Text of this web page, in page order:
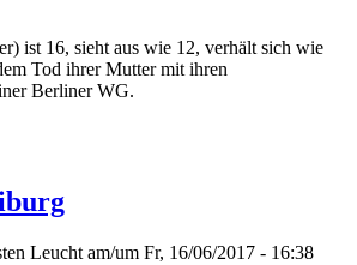
ist 16, sieht aus wie 12, verhält sich wie
Tod ihrer Mutter mit ihren
Berliner WG.
Leucht am/um Fr, 16/06/2017 - 16:38